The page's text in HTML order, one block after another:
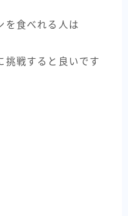
を食べれる人は
挑戦すると良いです